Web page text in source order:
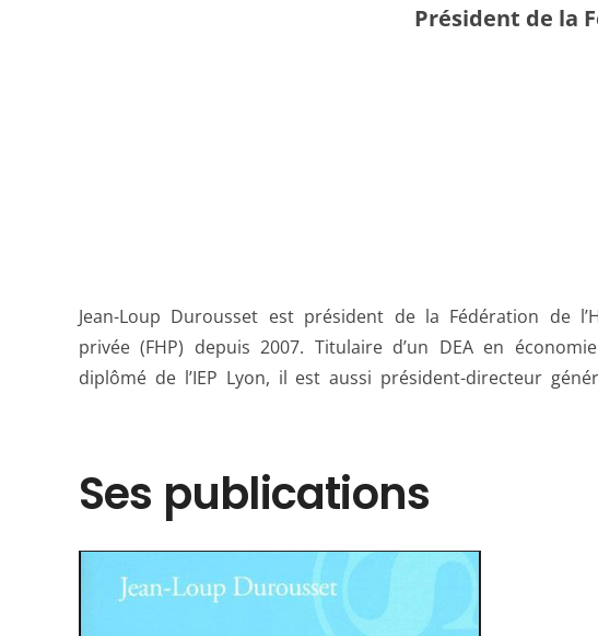
Président de la
Jean-Loup Durousset est président de la Fédération de
privée (FHP) depuis 2007. Titulaire d’un DEA en
diplômé de l’IEP Lyon, il est aussi président-directeur
Noalys. La FHP représente 1 100 cliniques et hôpitaux
146 000 salariés, 40 000 médecins y exercent. Chaque
Ses publications